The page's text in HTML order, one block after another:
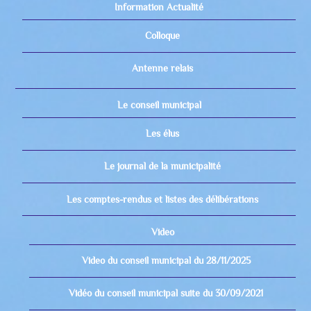
Information Actualité
Colloque
Antenne relais
Le conseil municipal
Les élus
Le journal de la municipalité
Les comptes-rendus et listes des délibérations
Video
Video du conseil municipal du 28/11/2025
Vidéo du conseil municipal suite du 30/09/2021